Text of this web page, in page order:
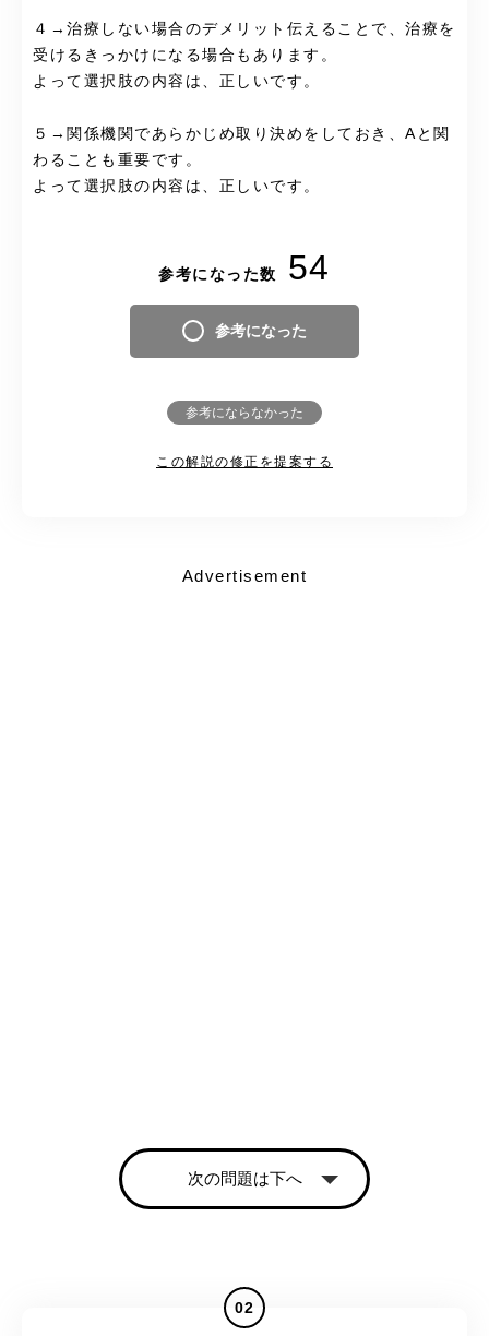
４→治療しない場合のデメリット伝えることで、治療を
受けるきっかけになる場合もあります。
よって選択肢の内容は、正しいです。
５→関係機関であらかじめ取り決めをしておき、Aと関
わることも重要です。
よって選択肢の内容は、正しいです。
参考になった数 54
参考になった
参考にならなかった
この解説の修正を提案する
Advertisement
次の問題は下へ
02